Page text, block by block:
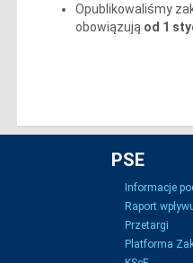
Opublikowaliśmy
obowiązują od 1
PSE
Informacje
Raport
Przetargi
Platforma